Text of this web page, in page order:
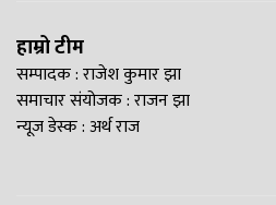
हाम्रो टीम
सम्पादक : राजेश कुमार झा
समाचार संयोजक : राजन झा
न्यूज डेस्क : अर्थ राज